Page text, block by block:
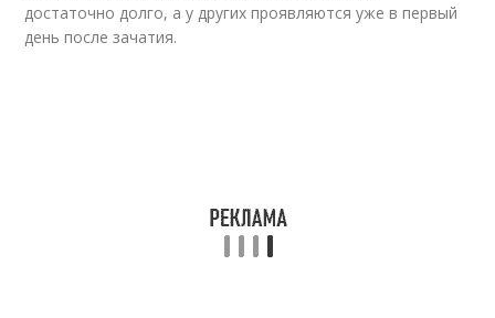
достаточно долго, а у других проявляются уже в первый
день после зачатия.